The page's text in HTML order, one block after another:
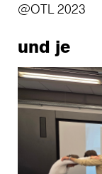
@OTL 2023
und je